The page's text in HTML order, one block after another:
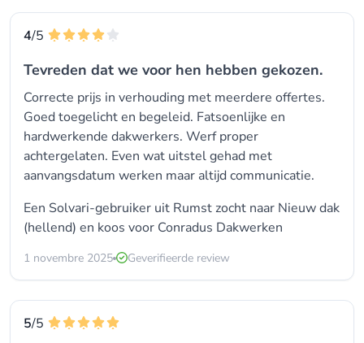
4/5
Tevreden dat we voor hen hebben gekozen.
Correcte prijs in verhouding met meerdere offertes.
Goed toegelicht en begeleid. Fatsoenlijke en
hardwerkende dakwerkers. Werf proper
achtergelaten. Even wat uitstel gehad met
aanvangsdatum werken maar altijd communicatie.
Een Solvari-gebruiker uit Rumst zocht naar Nieuw dak
(hellend) en koos voor Conradus Dakwerken
1 novembre 2025 Geverifieerde review
5/5